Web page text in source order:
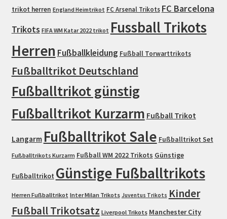
trikot herren England Heimtrikot FC Arsenal Trikots FC Barcelona
Trikots FIFA WM Katar 2022 trikot Fussball Trikots
Herren Fußballkleidung Fußball Torwarttrikots
Fußballtrikot Deutschland
Fußballtrikot günstig
Fußballtrikot Kurzarm Fußball Trikot
Langarm Fußballtrikot Sale Fußballtrikot Set
Fußballtrikots Kurzarm Fußball WM 2022 Trikots Günstige
Fußballtrikot Günstige Fußballtrikots
Herren Fußballtrikot Inter Milan Trikots Juventus Trikots Kinder
Fußball Trikotsatz Liverpool Trikots Manchester City